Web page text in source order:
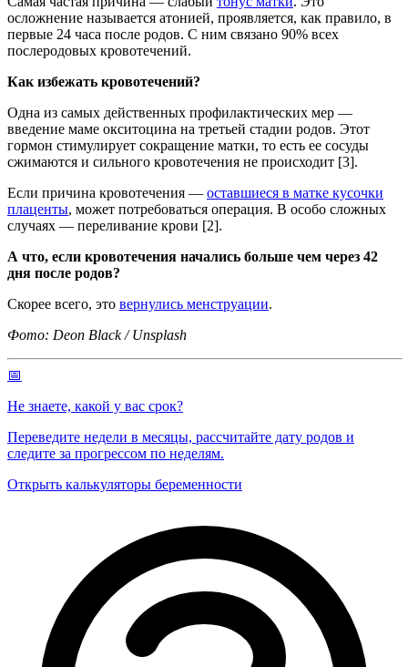
осложнение называется атонией, проявляется, как правило, в
первые 24 часа после родов. С ним связано 90% всех
послеродовых кровотечений.
Как избежать кровотечений?
Одна из самых действенных профилактических мер —
введение маме окситоцина на третьей стадии родов. Этот
гормон стимулирует сокращение матки, то есть ее сосуды
сжимаются и сильного кровотечения не происходит [3].
Если причина кровотечения — оставшиеся в матке кусочки
плаценты, может потребоваться операция. В особо сложных
случаях — переливание крови [2].
А что, если кровотечения начались больше чем через 42
дня после родов?
Скорее всего, это вернулись менструации.
Фото: Deon Black / Unsplash
📅
Не знаете, какой у вас срок?
Переведите недели в месяцы, рассчитайте дату родов и
следите за прогрессом по неделям.
Открыть калькуляторы беременности